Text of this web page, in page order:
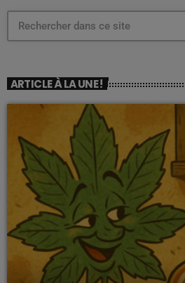
ARTICLE À LA UNE !